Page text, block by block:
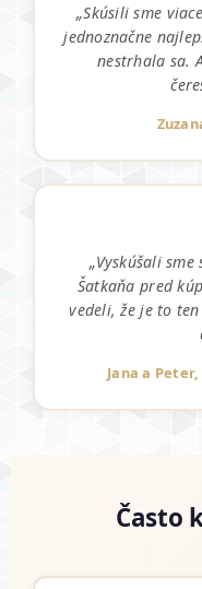
„Skúsili sme
jednoznačne
nestrhala sa.
„Vyskúšali
Šatkaňa pred
vedeli, že je to
Jana a
Často